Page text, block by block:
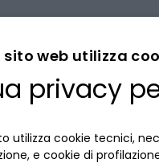
LA BANCA
INFORMAZIONI PER IL
sito web utilizza
privacy
utilizza cookie tecnici,
e cookie di